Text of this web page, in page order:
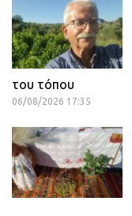
του τόπου
06/08/2026 17:35